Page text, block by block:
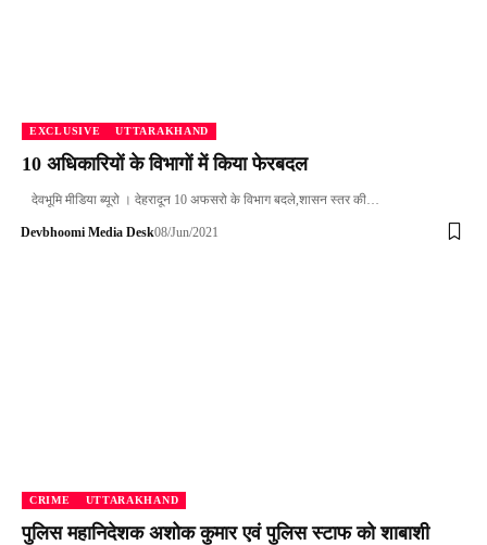
EXCLUSIVE UTTARAKHAND
10 अधिकारियों के विभागों में किया फेरबदल
देवभूमि मीडिया ब्यूरो । देहरादून 10 अफसरो के विभाग बदले,शासन स्तर की…
Devbhoomi Media Desk08/Jun/2021
CRIME UTTARAKHAND
पुलिस महानिदेशक अशोक कुमार एवं पुलिस स्टाफ को शाबाशी